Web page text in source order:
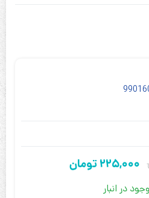
قیمت
اصلی:
225,000 تومان
قیمت
فعلی:
در انبار